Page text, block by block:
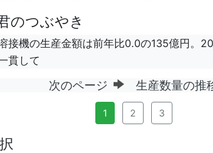
のつぶやき
接機の生産金額は前年比0.0の135億円。
貫して
次のページ 生産数量の推
1 2 3